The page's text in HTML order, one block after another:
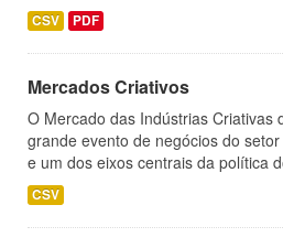
CSV PDF
Mercados Criativos
O Mercado das Indústrias Criativas
grande evento de negócios do
e um dos eixos centrais da política
CSV